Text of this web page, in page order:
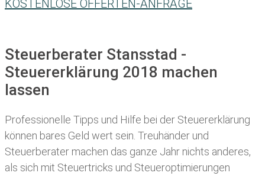
KOSTENLOSE OFFERTEN-ANFRAGE
Steuerberater Stansstad -
Steuererklärung 2018 machen
lassen
Professionelle Tipps und Hilfe bei der Steuererklärung
können bares Geld wert sein. Treuhänder und
Steuerberater machen das ganze Jahr nichts anderes,
als sich mit Steuertricks und Steueroptimierungen